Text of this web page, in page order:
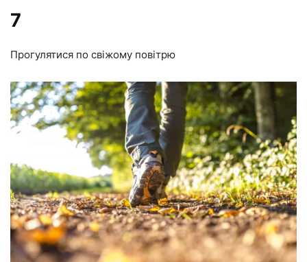
7
Прогулятися по свіжому повітрю